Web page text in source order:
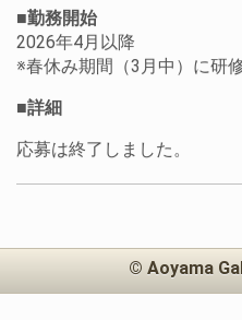
■勤務開始
2026年4月以降
※春休み期間（3月中）に研
■詳細
応募は終了しました。
© Aoyama